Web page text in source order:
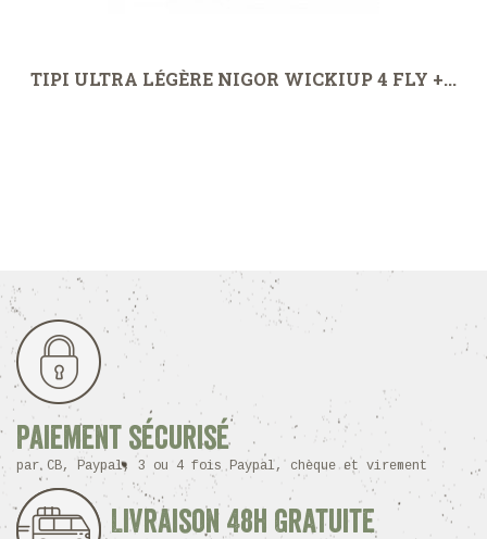
TIPI ULTRA LÉGÈRE NIGOR WICKIUP 4 FLY +...
Paiement sécurisé
par CB, Paypal, 3 ou 4 fois Paypal, chèque et virement
Livraison 48h Gratuite